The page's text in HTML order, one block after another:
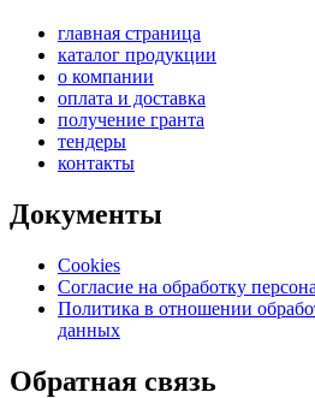
главная страница
каталог продукции
о компании
оплата и доставка
получение гранта
тендеры
контакты
Документы
Cookies
Согласие на обработку
Политика в отношении
данных
Обратная связь